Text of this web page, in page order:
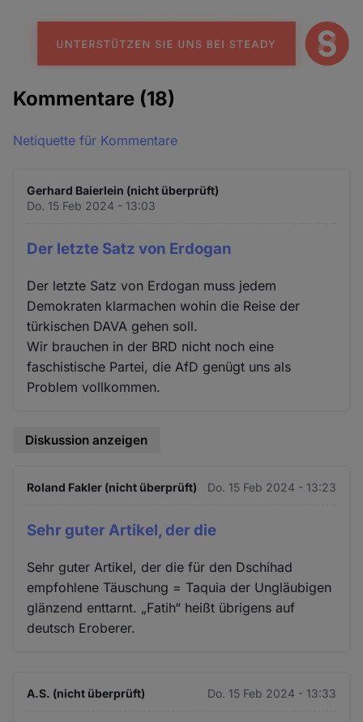
Kommentare (18)
Netiquette für Kommentare
Gerhard Baierlein (nicht überprüft)
Do. 15 Feb 2024 - 13:03
Der letzte Satz von Erdogan
Der letzte Satz von Erdogan muss jedem
Demokraten klarmachen wohin die Reise der
türkischen DAVA gehen soll.
Wir brauchen in der BRD nicht noch eine
faschistische Partei, die AfD genügt uns als
Problem vollkommen.
Diskussion anzeigen
Roland Fakler (nicht überprüft) Do. 15 Feb 2024 - 13:23
Sehr guter Artikel, der die
Sehr guter Artikel, der die für den Dschihad
empfohlene Täuschung = Taquia der Ungläubigen
glänzend enttarnt. „Fatih“ heißt übrigens auf
deutsch Eroberer.
A.S. (nicht überprüft) Do. 15 Feb 2024 - 13:33